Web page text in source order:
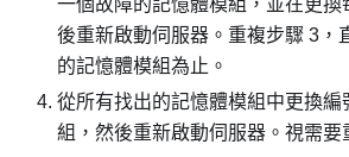
一個故障的記憶體模組，並在更換
後重新啟動伺服器。重複步驟 3，
的記憶體模組為止。
從所有找出的記憶體模組中更換編
組，然後重新啟動伺服器。視需要